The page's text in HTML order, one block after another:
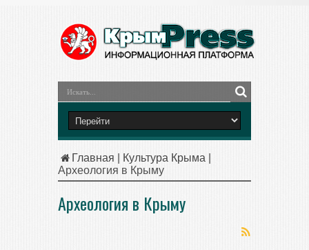
Главная Культура Крыма
Археология в Крыму
Археология в Крыму